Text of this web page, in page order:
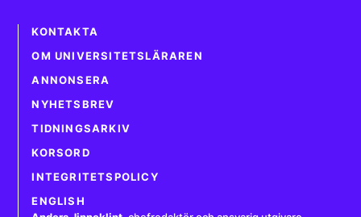
KONTAKTA
OM UNIVERSITETSLÄRAREN
ANNONSERA
NYHETSBREV
TIDNINGSARKIV
KORSORD
INTEGRITETSPOLICY
ENGLISH